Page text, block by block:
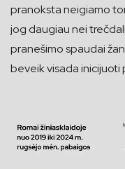
pranoksta neigiamo
jog daugiau nei
pranešimo spaudai
beveik visada inicijuoti